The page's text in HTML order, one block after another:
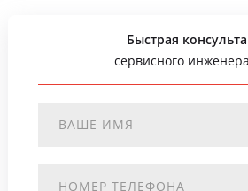
Быстрая
сервисного